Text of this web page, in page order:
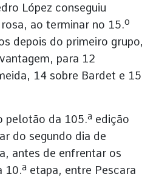
López conseguiu
ao terminar no 15.º
depois do primeiro grupo,
para 12
14 sobre Bardet e 15
pelotão da 105.ª edição
do segundo dia de
antes de enfrentar os
etapa, entre Pescara